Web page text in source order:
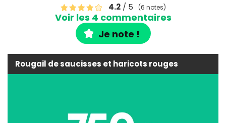
4.2/ 5 (6 notes)
Voir les 4 commentaires
Je note !
Rougail de saucisses et haricots rouges